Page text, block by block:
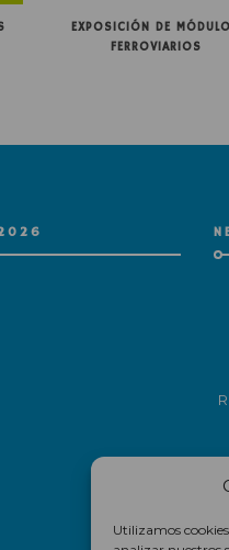
Utilizamos
EXPOSICIÓN DE
FERROVIARIOS